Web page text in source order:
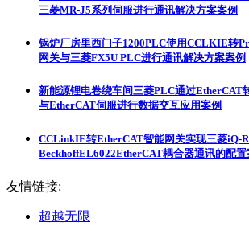
三菱MR-J5系列伺服进行通讯解决方案案例
锅炉厂房里西门子1200PLC使用CCLKIE转
网关与三菱FX5U PLC进行通讯解决方案案例
新能源锂电卷绕车间三菱PLC通过EtherCAT
与EtherCAT伺服进行数据交互应用案例
CCLinkIE转EtherCAT智能网关实现三菱iQ-
BeckhoffEL6022EtherCAT耦合器通讯的配置
友情链接:
超越无限